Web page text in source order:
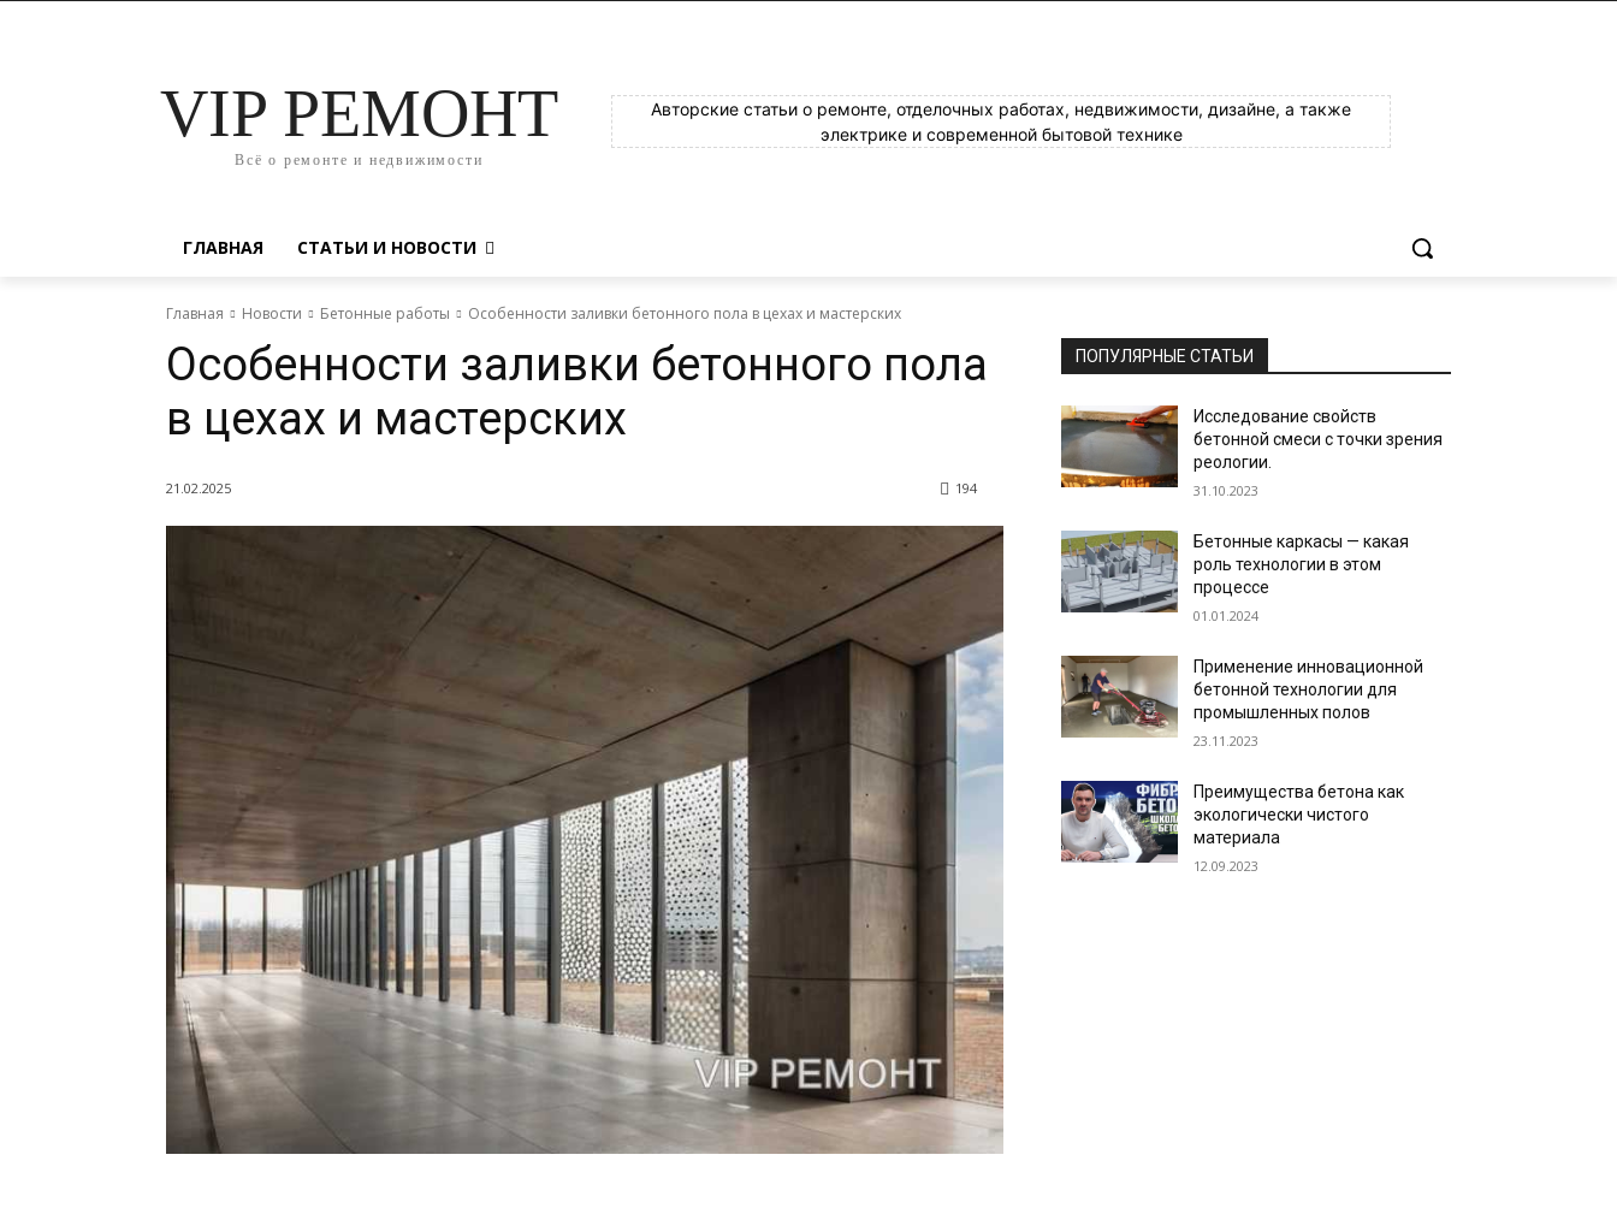
VIP РЕМОНТ
Всё о ремонте и недвижимости
Авторские статьи о ремонте, отделочных работах, недвижимости, дизайне, а также
электрике и современной бытовой технике
ГЛАВНАЯ СТАТЬИ И НОВОСТИ
Главная Новости Бетонные работы Особенности заливки бетонного пола в цехах и мастерских
Особенности заливки бетонного пола
в цехах и мастерских
21.02.2025 194
ПОПУЛЯРНЫЕ СТАТЬИ
Исследование свойств
бетонной смеси с точки зрения
реологии.
31.10.2023
Бетонные каркасы — какая
роль технологии в этом
процессе
01.01.2024
Применение инновационной
бетонной технологии для
промышленных полов
23.11.2023
Преимущества бетона как
экологически чистого
материала
12.09.2023